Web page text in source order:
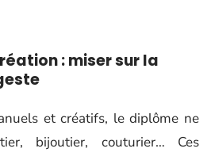
: miser sur la
et créatifs, le diplôme ne
bijoutier, couturier… Ces